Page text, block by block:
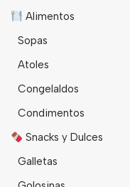
Alimentos
Sopas
Atoles
Congelaldos
Condimentos
Snacks y Dulces
Galletas